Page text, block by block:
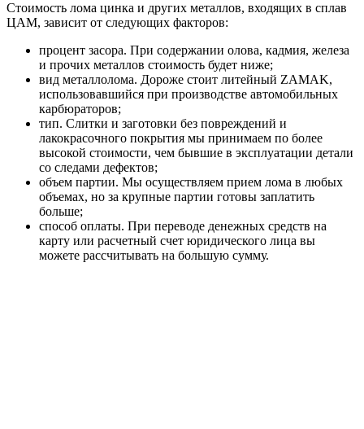
Стоимость лома цинка и других металлов, входящих в сплав
ЦАМ, зависит от следующих факторов:
процент засора. При содержании олова, кадмия, железа
и прочих металлов стоимость будет ниже;
вид металлолома. Дороже стоит литейный ZAMAK,
использовавшийся при производстве автомобильных
карбюраторов;
тип. Слитки и заготовки без повреждений и
лакокрасочного покрытия мы принимаем по более
высокой стоимости, чем бывшие в эксплуатации детали
со следами дефектов;
объем партии. Мы осуществляем прием лома в любых
объемах, но за крупные партии готовы заплатить
больше;
способ оплаты. При переводе денежных средств на
карту или расчетный счет юридического лица вы
можете рассчитывать на большую сумму.